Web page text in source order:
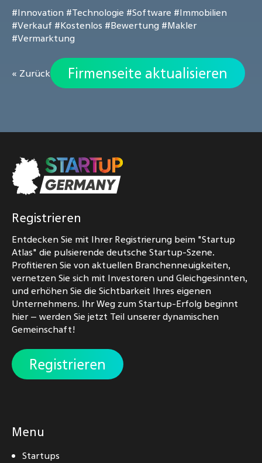
#Innovation #Technologie #Software #Immobilien
#Verkauf #Kostenlos #Bewertung #Makler
#Vermarktung
« Zurück Firmenseite aktualisieren
Registrieren
Entdecken Sie mit Ihrer Registrierung beim "Startup
Atlas" die pulsierende deutsche Startup-Szene.
Profitieren Sie von aktuellen Branchenneuigkeiten,
vernetzen Sie sich mit Investoren und Gleichgesinnten,
und erhöhen Sie die Sichtbarkeit Ihres eigenen
Unternehmens. Ihr Weg zum Startup-Erfolg beginnt
hier – werden Sie jetzt Teil unserer dynamischen
Gemeinschaft!
Registrieren
Menu
Startups